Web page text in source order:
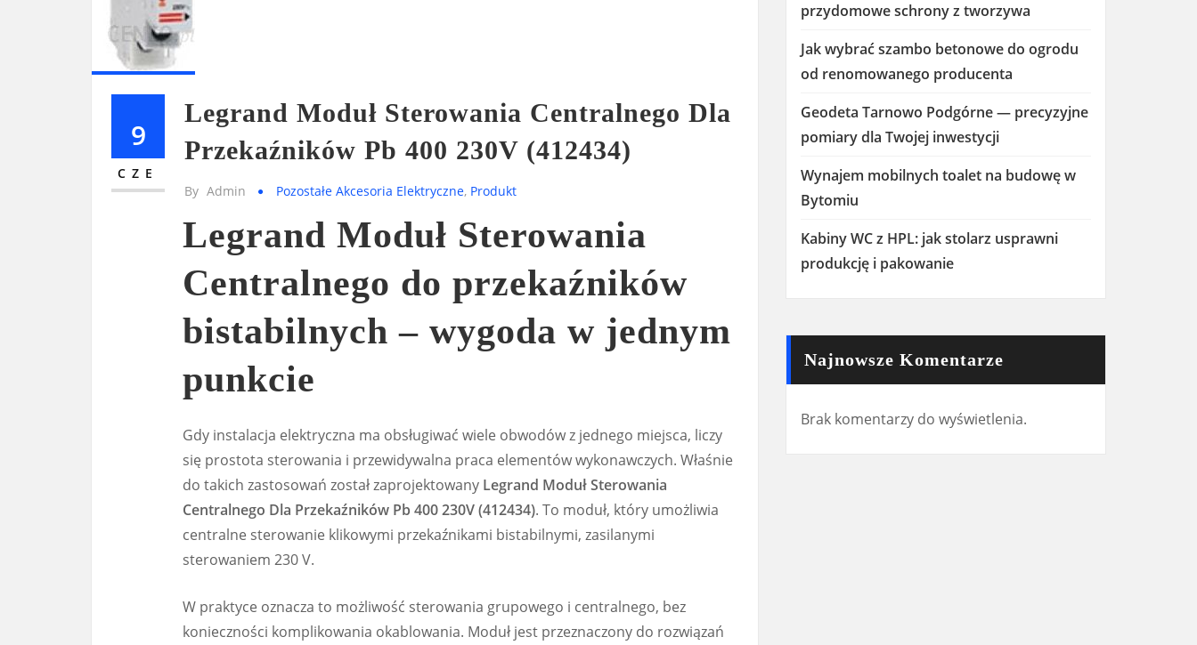
9
CZE
Legrand Moduł Sterowania Centralnego Dla
Przekaźników Pb 400 230V (412434)
By Admin Pozostałe Akcesoria Elektryczne, Produkt
Legrand Moduł Sterowania
Centralnego do przekaźników
bistabilnych – wygoda w jednym
punkcie
Gdy instalacja elektryczna ma obsługiwać wiele obwodów z jednego miejsca, liczy
się prostota sterowania i przewidywalna praca elementów wykonawczych. Właśnie
do takich zastosowań został zaprojektowany Legrand Moduł Sterowania
Centralnego Dla Przekaźników Pb 400 230V (412434). To moduł, który umożliwia
centralne sterowanie klikowymi przekaźnikami bistabilnymi, zasilanymi
sterowaniem 230 V.
W praktyce oznacza to możliwość sterowania grupowego i centralnego, bez
konieczności komplikowania okablowania. Moduł jest przeznaczony do rozwiązań
przydomowe schrony z tworzywa
Jak wybrać szambo betonowe do ogrodu
od renomowanego producenta
Geodeta Tarnowo Podgórne — precyzyjne
pomiary dla Twojej inwestycji
Wynajem mobilnych toalet na budowę w
Bytomiu
Kabiny WC z HPL: jak stolarz usprawni
produkcję i pakowanie
Najnowsze Komentarze
Brak komentarzy do wyświetlenia.